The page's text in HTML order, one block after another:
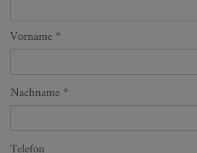
Vorname
Nachname